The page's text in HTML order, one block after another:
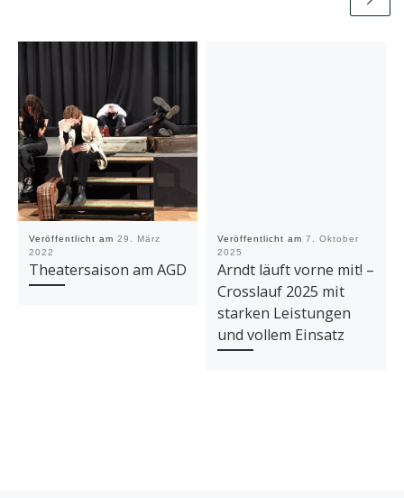
Veröffentlicht am 29. März
2022
Theatersaison am AGD
Veröffentlicht am 7. Oktober
2025
Arndt läuft vorne mit! –
Crosslauf 2025 mit
starken Leistungen
und vollem Einsatz